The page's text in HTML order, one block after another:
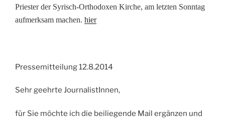
Priester der Syrisch-Orthodoxen Kirche, am letzten Sonntag
aufmerksam machen. hier
Pressemitteilung 12.8.2014
Sehr geehrte JournalistInnen,
für Sie möchte ich die beiliegende Mail ergänzen und